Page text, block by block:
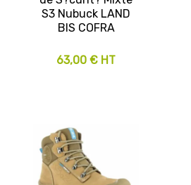
S3 Nubuck LAND
BIS COFRA
63,00 € HT